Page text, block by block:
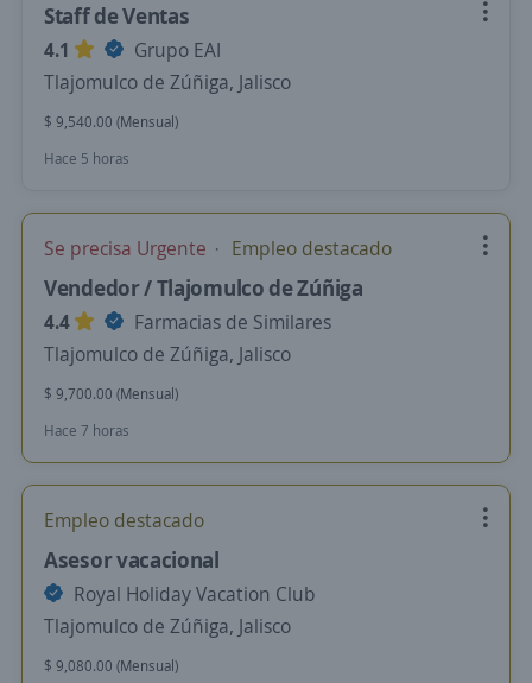
Staff de Ventas
4.1
Grupo EAI
Tlajomulco de Zúñiga, Jalisco
$ 9,540.00 (Mensual)
Hace 5 horas
Se precisa Urgente Empleo destacado
Vendedor / Tlajomulco de Zúñiga
4.4
Farmacias de Similares
Tlajomulco de Zúñiga, Jalisco
$ 9,700.00 (Mensual)
Hace 7 horas
Empleo destacado
Asesor vacacional
Royal Holiday Vacation Club
Tlajomulco de Zúñiga, Jalisco
$ 9,080.00 (Mensual)